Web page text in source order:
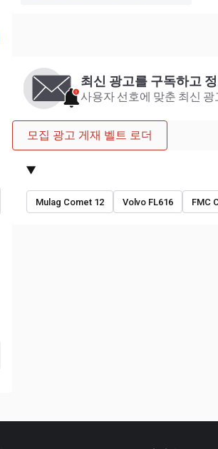
최신 광고를 구독하고
사용자 선호에 맞춘 최신
모집 광고 게재 벨트 로더
Mulag Comet 12 Volvo FL616 FMC